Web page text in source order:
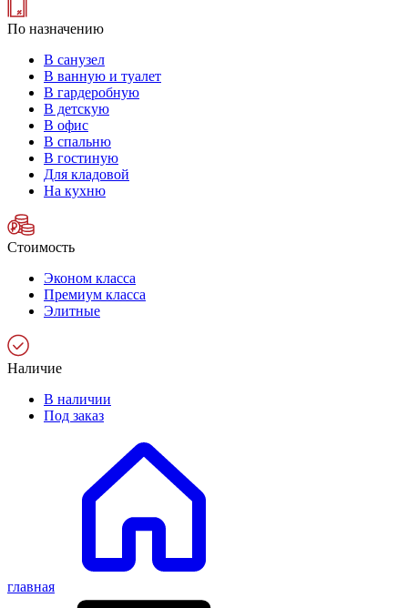
По назначению
В санузел
В ванную и туалет
В гардеробную
В детскую
В офис
В спальню
В гостиную
Для кладовой
На кухню
Стоимость
Эконом класса
Премиум класса
Элитные
Наличие
В наличии
Под заказ
главная